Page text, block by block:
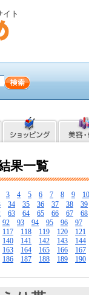
ト
果一覧
3 4 5 6 7 8 9
10
34 35 36 37 38
39
63 64 65 66 67
68
92 93 94 95 96
97
117 118 119 120
121
140 141 142 143
144
163 164 165 166
167
186 187 188 189 190